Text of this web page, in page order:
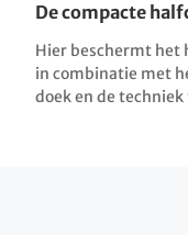
De compacte
Hier beschermt het
in combinatie met
doek en de